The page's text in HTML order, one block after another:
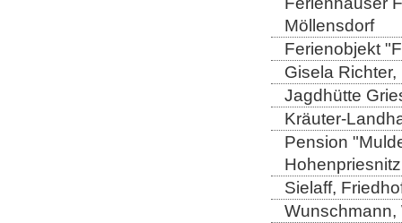
Möllensdorf
Ferienobjekt
Gisela
Jagdhütte
Kräuter-
Pension
Hohenpriesnitz
Sielaff,
Wunschmann,